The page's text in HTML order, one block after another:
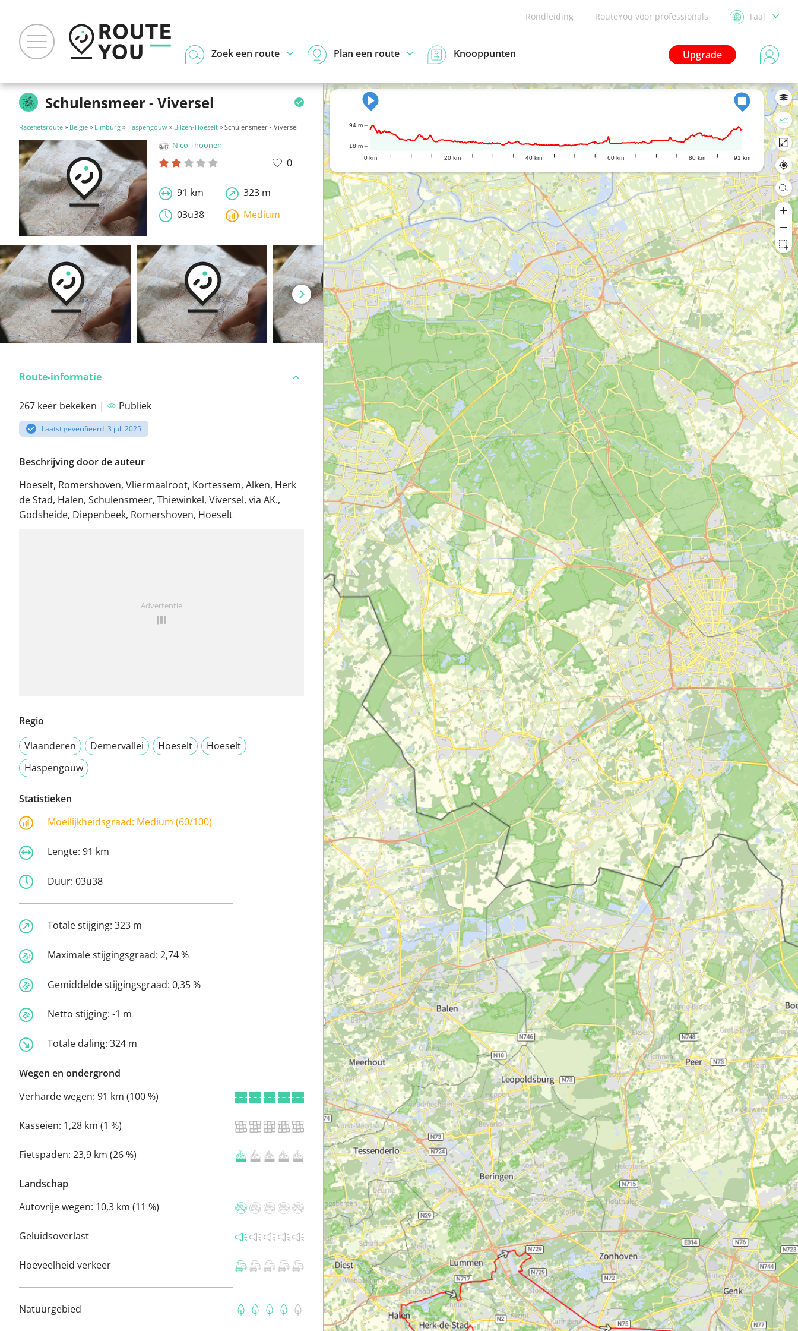
Rondleiding RouteYou voor professionals Taal
Upgrade
Zoek een route Plan een route Knooppunten
Schulensmeer - Viversel
Racefietsroute » België » Limburg » Haspengouw » Bilzen-Hoeselt » Schulensmeer - Viversel
Nico Thoonen
0
91 km
323 m
03u38
Medium
Route-informatie
267 keer bekeken | Publiek
Laatst geverifieerd: 3 juli 2025
Beschrijving door de auteur
Hoeselt, Romershoven, Vliermaalroot, Kortessem, Alken, Herk
de Stad, Halen, Schulensmeer, Thiewinkel, Viversel, via AK.,
Godsheide, Diepenbeek, Romershoven, Hoeselt
Advertentie
Regio
Vlaanderen
Demervallei Hoeselt
Hoeselt
Haspengouw
Statistieken
Moeilijkheidsgraad: Medium (60/100)
Lengte: 91 km
Duur: 03u38
Totale stijging: 323 m
Maximale stijgingsgraad: 2,74 %
Gemiddelde stijgingsgraad: 0,35 %
Netto stijging: -1 m
Totale daling: 324 m
Wegen en ondergrond
Verharde wegen: 91 km (100 %)
Kasseien: 1,28 km (1 %)
Fietspaden: 23,9 km (26 %)
Landschap
Autovrije wegen: 10,3 km (11 %)
Geluidsoverlast
Hoeveelheid verkeer
Natuurgebied
0 km 20 km 40 km 60 km 80 km 91 km
18 m
94 m